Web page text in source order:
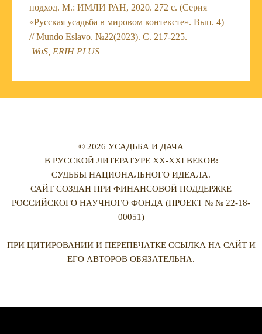
подход. М.: ИМЛИ РАН, 2020. 272 с. (Серия
«Русская усадьба в мировом контексте». Вып. 4)
// Mundo Eslavo. №22(2023). С. 217-225.
WoS ERIH PLUS
© 2026 УСАДЬБА И ДАЧА
В РУССКОЙ ЛИТЕРАТУРЕ XX-XXI ВЕКОВ:
СУДЬБЫ НАЦИОНАЛЬНОГО ИДЕАЛА.
САЙТ СОЗДАН ПРИ ФИНАНСОВОЙ ПОДДЕРЖКЕ
РОССИЙСКОГО НАУЧНОГО ФОНДА (ПРОЕКТ № № 22-18-
00051)
ПРИ ЦИТИРОВАНИИ И ПЕРЕПЕЧАТКЕ ССЫЛКА НА САЙТ И
ЕГО АВТОРОВ ОБЯЗАТЕЛЬНА.